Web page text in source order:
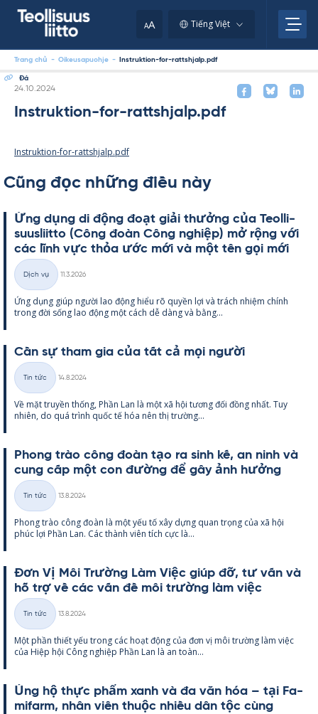
AA Tiếng Việt
Trang chủ - Oikeusapuohje - Instruktion-for-rattshjalp.pdf
Đá
Kirjoitettu
24.10.2024
Instruktion-for-rattshjalp.pdf
Instruktion-for-rattshjalp.pdf
Cũng đọc những điều này
Ứng dụng di động đoạt giải thưởng của Teol­li­
suus­liitto (Công đoàn Công ng­hiệp) mở rộng với
các lĩnh vực thỏa ước mới và một tên gọi mới
Thể
loại
Dịch vụ
11.3.2026
Ứng dụng giúp người lao động hiểu rõ qu­yền lợi và trách nhiệm chính
trong đời sống lao động một cách dễ dàng và bằng...
Cần sự tham gia của tất cả mọi người
Thể
loại
Tin tức
14.8.2024
Về mặt tru­yền thống, Phần Lan là một xã hội tương đối đồng nhất. Tuy
nhiên, do quá trình quốc tế hóa nên thị trường...
Phong trào công đoàn tạo ra sinh kế, an ninh và
cung cấp một con đường để gây ảnh hưởng
Thể
loại
Tin tức
13.8.2024
Phong trào công đoàn là một yếu tố xây dựng quan trọng của xã hội
phúc lợi Phần Lan. Các thành viên tích cực là...
Đơn Vị Môi Trường Làm Việc giúp đỡ, tư vấn và
hỗ trợ về các vấn đề môi trường làm việc
Thể
loại
Tin tức
13.8.2024
Một phần thiết yếu trong các hoạt động của đơn vị môi trường làm việc
của Hiệp hội Công ng­hiệp Phần Lan là an toàn...
Ủng hộ thực phẩm xanh và đa văn hóa – tại Fa­
mi­farm, nhân viên thuộc nhiều dân tộc cùng